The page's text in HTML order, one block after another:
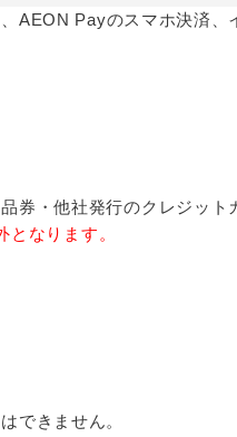
AEON Payのスマホ決済
券・他社発行のクレジット
なります。
できません。